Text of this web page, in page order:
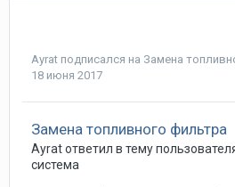
Ayrat подписался на Замена
18 июня 2017
Замена топливного фильтра
Ayratответил в тему
система